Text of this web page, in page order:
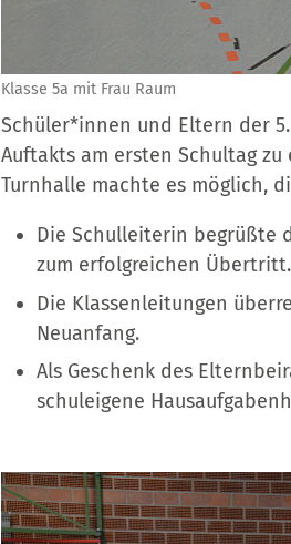
Klasse 5a mit Frau Raum
Schüler*innen und Eltern der
Auftakts am ersten Schultag
Turnhalle machte es möglich,
Die Schulleiterin begrüßte
zum erfolgreichen Übertritt.
Die Klassenleitungen
Neuanfang.
Als Geschenk des
schuleigene